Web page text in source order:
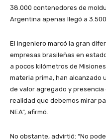
38.000 contenedores de
Argentina apenas llegó a
El ingeniero marcó la gran
empresas brasileñas en
a pocos kilómetros de
materia prima, han alcanzado
de valor agregado y presencia
realidad que debemos mirar
NEA”, afirmó.
No obstante, advirtió: “No